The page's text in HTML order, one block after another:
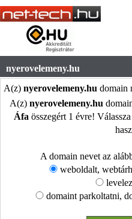
nyerovelemeny.hu
A(z) nyerovelemeny.hu domain
A(z) nyerovelemeny.hu
Áfa összegért 1 évre!
A domain nevet az
weboldalt,
domaint parkoltatni,